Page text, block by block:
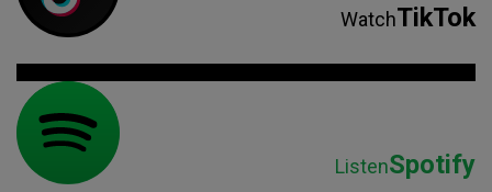
WatchTikTok
ListenSpotify